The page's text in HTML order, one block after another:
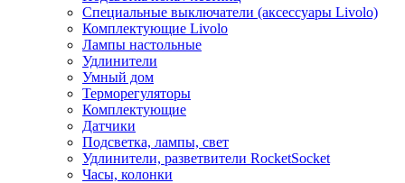
Специальные выключатели (аксессуары Livolo)
Комплектующие Livolo
Лампы настольные
Удлинители
Умный дом
Терморегуляторы
Комплектующие
Датчики
Подсветка, лампы, свет
Удлинители, разветвители RocketSocket
Часы, колонки